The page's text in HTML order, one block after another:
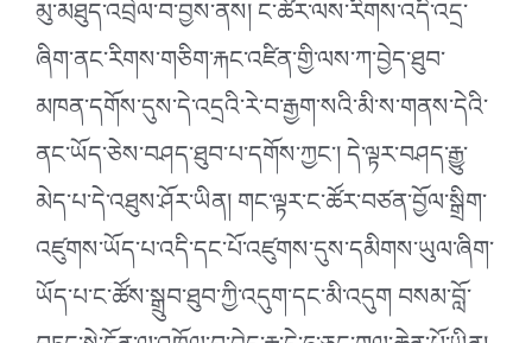
མུ་མཐུད་འབྲེལ་བ་བྱས་ནས། ང་ཚོར་ལས་རིགས་འདི་འདྲ་
ཞིག་ནང་རིགས་གཅིག་རྐང་འཛིན་གྱི་ལས་ཀ་བྱེད་ཐུབ་
མཁན་དགོས་དུས་དེ་འདྲའི་རེ་བ་རྒྱག་སའི་མི་ས་གནས་དེའི་
ནང་ཡོད་ཅེས་བཤད་ཐུབ་པ་དགོས་ཀྱང༌། དེ་ལྟར་བཤད་རྒྱུ་
མེད་པ་དེ་འཐུས་ཤོར་ཡིན། གང་ལྟར་ང་ཚོར་བཙན་བྱོལ་སྒྲིག་
འཛུགས་ཡོད་པ་འདི་དང་པོ་འཛུགས་དུས་དམིགས་ཡུལ་ཞིག་
ཡོད་པ་ང་ཚོས་སྒྲུབ་ཐུབ་ཀྱི་འདུག་དང་མི་འདུག བསམ་བློ་